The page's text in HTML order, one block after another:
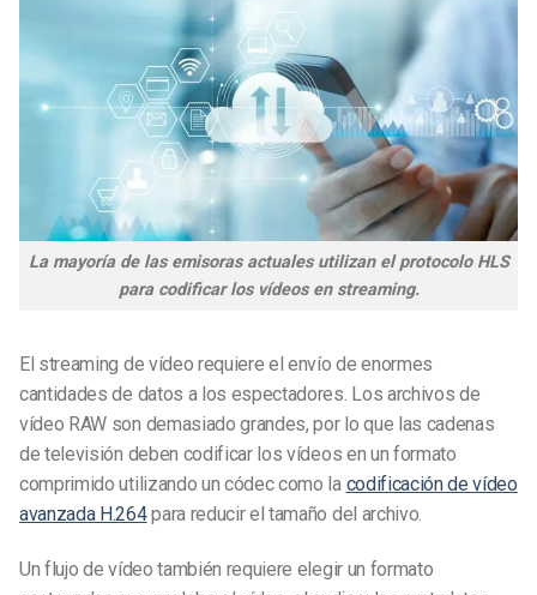
La mayoría de las emisoras actuales utilizan el protocolo HLS
para codificar los vídeos en streaming.
El streaming de vídeo requiere el envío de enormes
cantidades de datos a los espectadores. Los archivos de
vídeo RAW son demasiado grandes, por lo que las cadenas
de televisión deben codificar los vídeos en un formato
comprimido utilizando un códec como la codificación de vídeo
avanzada H.264para reducir el tamaño del archivo.
Un flujo de vídeo también requiere elegir un formato